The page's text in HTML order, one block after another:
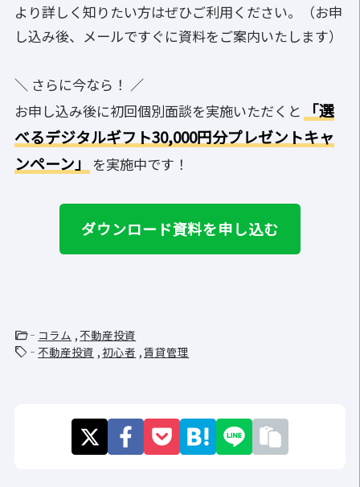
より詳しく知りたい方はぜひご利用ください。（お申
し込み後、メールですぐに資料をご案内いたします）
＼ さらに今なら！ ／
お申し込み後に初回個別面談を実施いただくと
「選
べるデジタルギフト30,000円分プレゼントキャ
ンペーン」 を実施中です！
ダウンロード資料を申し込む
folder_open コラム 不動産投資
sell 不動産投資 初心者 賃貸管理